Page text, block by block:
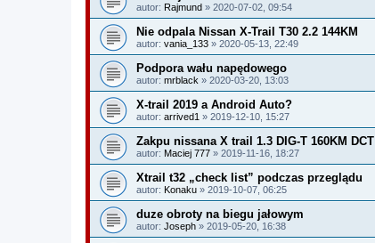
autor: Rajmund » 2020-07-02, 09:54
Nie odpala Nissan X-Trail T30 2.2 144KM
autor: vania_133 » 2020-05-13, 22:49
Podpora wału napędowego
autor: mrblack » 2020-03-20, 13:03
X-trail 2019 a Android Auto?
autor: arrived1 » 2019-12-10, 15:27
Zakpu nissana X trail 1.3 DIG-T 160KM DCT
autor: Maciej 777 » 2019-11-16, 18:27
Xtrail t32 „check list” podczas przeglądu
autor: Konaku » 2019-10-07, 06:25
duze obroty na biegu jałowym
autor: Joseph » 2019-05-20, 16:38